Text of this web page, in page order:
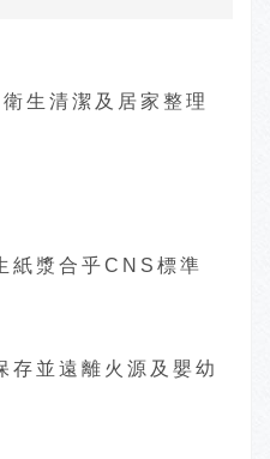
生清潔及居家整理
漿合乎CNS標準
存並遠離火源及嬰幼